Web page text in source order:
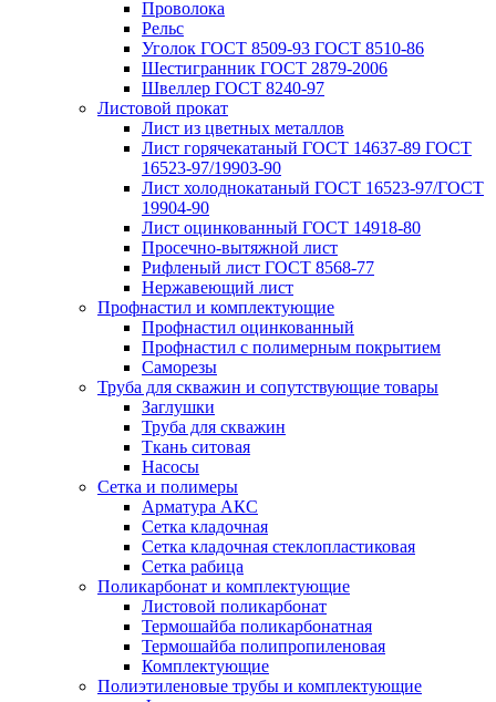
Проволока
Рельс
Уголок ГОСТ 8509-93 ГОСТ 8510-86
Шестигранник ГОСТ 2879-2006
Швеллер ГОСТ 8240-97
Листовой прокат
Лист из цветных металлов
Лист горячекатаный ГОСТ 14637-89 ГОСТ
16523-97/19903-90
Лист холоднокатаный ГОСТ 16523-97/ГОСТ
19904-90
Лист оцинкованный ГОСТ 14918-80
Просечно-вытяжной лист
Рифленый лист ГОСТ 8568-77
Нержавеющий лист
Профнастил и комплектующие
Профнастил оцинкованный
Профнастил с полимерным покрытием
Саморезы
Труба для скважин и сопутствующие товары
Заглушки
Труба для скважин
Ткань ситовая
Насосы
Сетка и полимеры
Арматура АКС
Сетка кладочная
Сетка кладочная стеклопластиковая
Сетка рабица
Поликарбонат и комплектующие
Листовой поликарбонат
Термошайба поликарбонатная
Термошайба полипропиленовая
Комплектующие
Полиэтиленовые трубы и комплектующие